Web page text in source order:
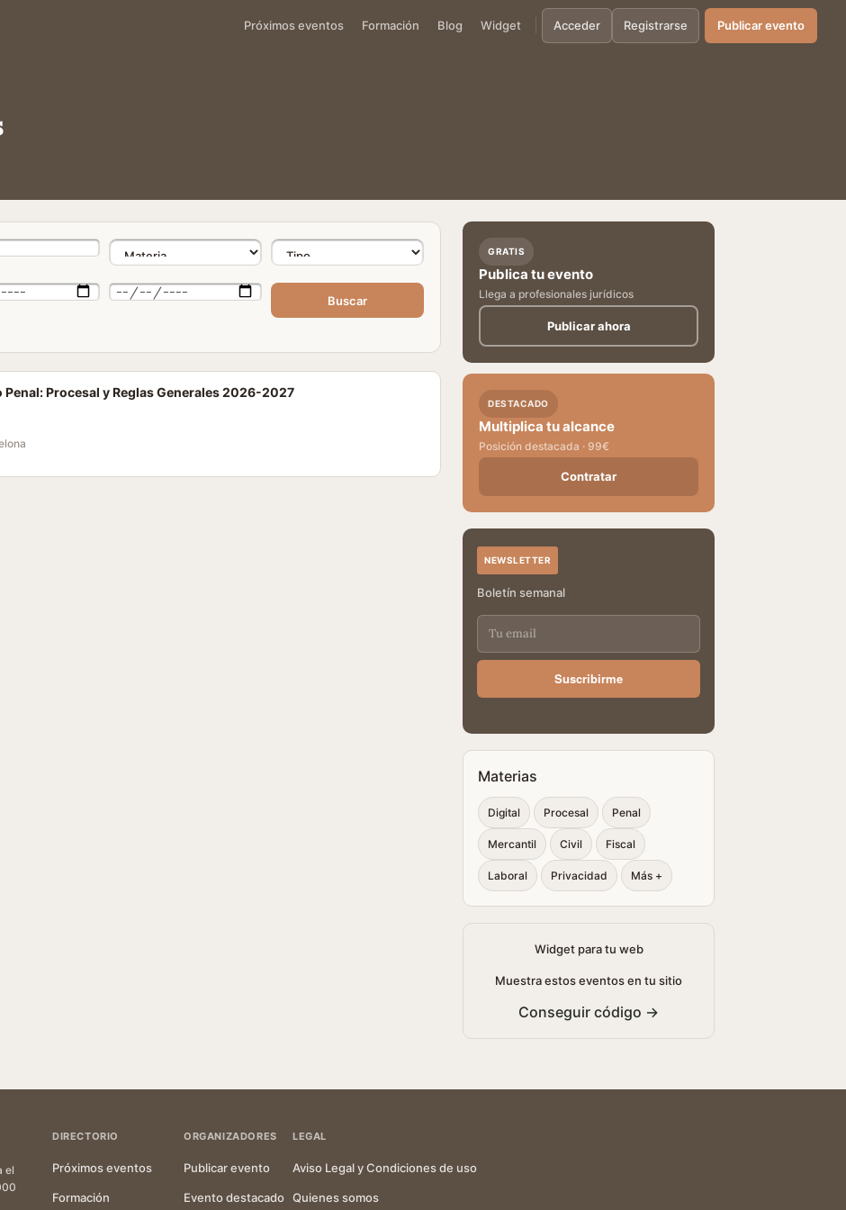
Próximos eventos Formación Blog Widget Acceder Registrarse Publicar evento
Buscar
Procesal y Reglas Generales 2026-2027
GRATIS
Publica tu evento
Llega a profesionales jurídicos
Publicar ahora
DESTACADO
Multiplica tu alcance
Posición destacada · 99€
Contratar
NEWSLETTER
Boletín semanal
Suscribirme
Materias
Digital Procesal Penal
Mercantil Civil Fiscal
Laboral Privacidad Más +
Widget para tu web
Muestra estos eventos en tu sitio
Conseguir código →
el
DIRECTORIO
Próximos eventos
Formación
ORGANIZADORES
Publicar evento
Evento destacado
LEGAL
Aviso Legal y Condiciones de uso
Quienes somos